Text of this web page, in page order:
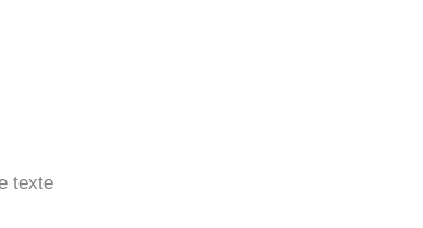
texte